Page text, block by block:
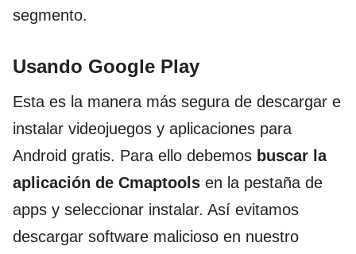
segmento.
Usando Google Play
Esta es la manera más segura de descargar e
instalar videojuegos y aplicaciones para
Android gratis. Para ello debemos buscar la
aplicación de Cmaptools en la pestaña de
apps y seleccionar instalar. Así evitamos
descargar software malicioso en nuestro